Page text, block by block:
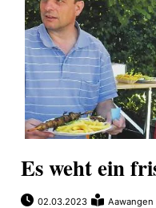
Es weht ein
02.03.2023 Aawangen